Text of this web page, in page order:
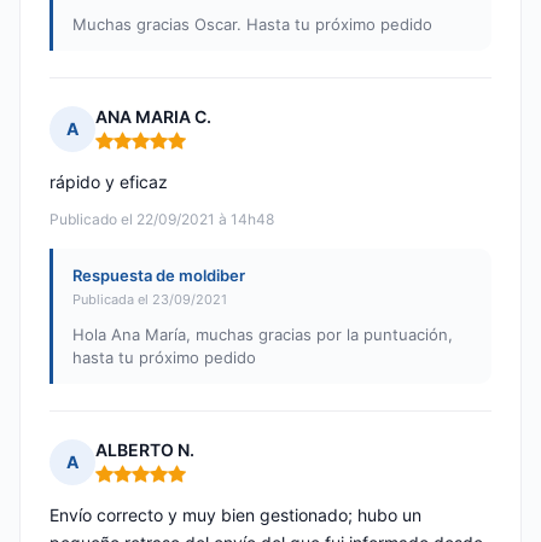
Muchas gracias Oscar. Hasta tu próximo pedido
A
ANA MARIA C.
Nota: 5 de 5
Publicado el 22/09/2021 à 14h48
rápido y eficaz
Respuesta de moldiber
Publicada el 23/09/2021
Hola Ana María, muchas gracias por la puntuación,
hasta tu próximo pedido
A
ALBERTO N.
Nota: 5 de 5
Envío correcto y muy bien gestionado; hubo un